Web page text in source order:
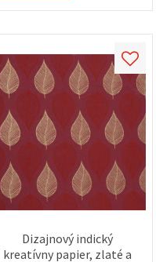
Dizajnový indický
kreatívny papier, zlaté a